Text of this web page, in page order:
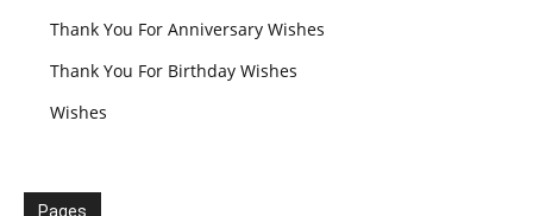
Thank You For Anniversary Wishes
Thank You For Birthday Wishes
Wishes
Pages